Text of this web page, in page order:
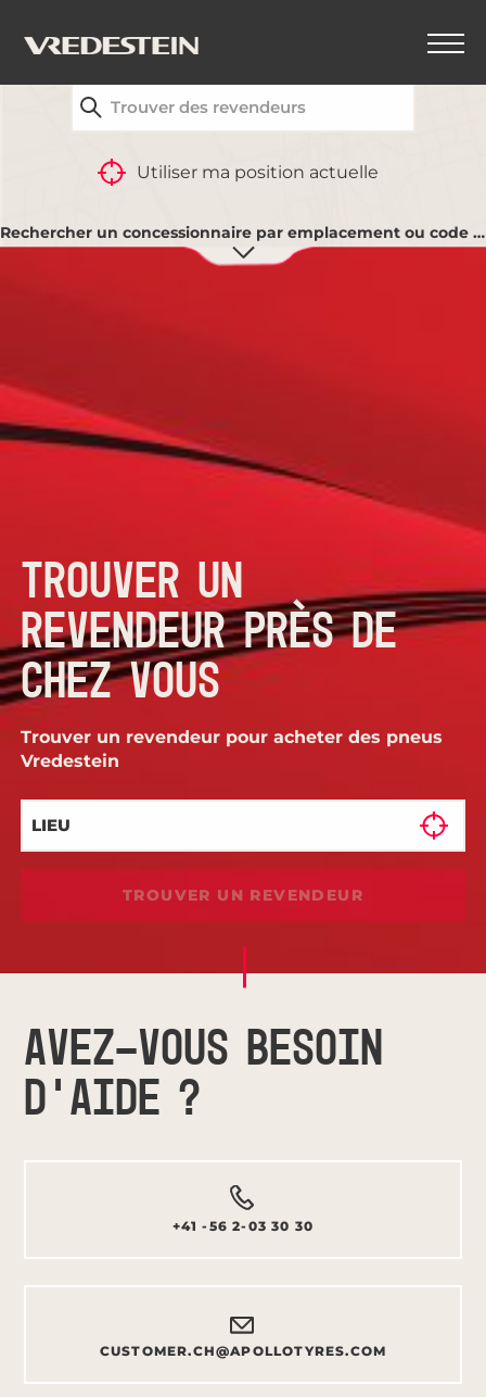
PLUS PROCHE
Utiliser ma position actuelle
Rechercher un concessionnaire par emplacement ou code postal
RETOUR
TROUVER UN
REVENDEUR PRÈS DE
CHEZ VOUS
Trouver un revendeur pour acheter des pneus
Vredestein
TROUVER UN REVENDEUR
AVEZ-VOUS BESOIN
D'AIDE ?
+41 -56 2-03 30 30
CUSTOMER.CH@APOLLOTYRES.COM